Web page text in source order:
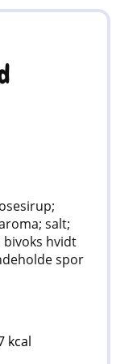
salt;
hvidt
spor
kcal